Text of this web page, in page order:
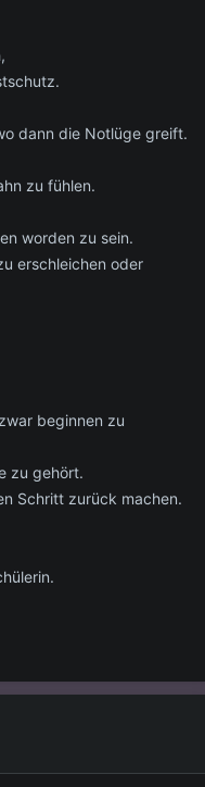
dann die Notlüge greift.
zu fühlen.
worden zu sein.
erschleichen oder
beginnen zu
zu gehört.
Schritt zurück machen.